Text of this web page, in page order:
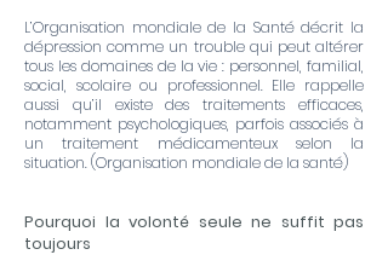
L’Organisation mondiale de la Santé décrit la
dépression comme un trouble qui peut altérer
tous les domaines de la vie : personnel, familial,
social, scolaire ou professionnel. Elle rappelle
aussi qu’il existe des traitements efficaces,
notamment psychologiques, parfois associés à
un traitement médicamenteux selon la
situation. (Organisation mondiale de la santé)
Pourquoi la volonté seule ne suffit pas
toujours